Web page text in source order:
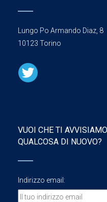
Lungo Po Armando Diaz, 8
10123 Torino
VUOI CHE TI
QUALCOSA DI NUOVO?
Indirizzo email: